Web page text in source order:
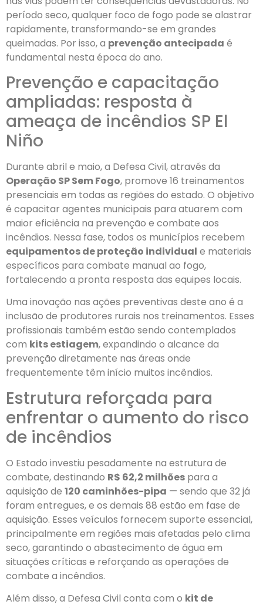
período seco, qualquer foco de fogo pode se alastrar
rapidamente, transformando-se em grandes
queimadas. Por isso, a prevenção antecipada é
fundamental nesta época do ano.
Prevenção e capacitação
ampliadas: resposta à
ameaça de incêndios SP El
Niño
Durante abril e maio, a Defesa Civil, através da
Operação SP Sem Fogo, promove 16 treinamentos
presenciais em todas as regiões do estado. O objetivo
é capacitar agentes municipais para atuarem com
maior eficiência na prevenção e combate aos
incêndios. Nessa fase, todos os municípios recebem
equipamentos de proteção individual e materiais
específicos para combate manual ao fogo,
fortalecendo a pronta resposta das equipes locais.
Uma inovação nas ações preventivas deste ano é a
inclusão de produtores rurais nos treinamentos. Esses
profissionais também estão sendo contemplados
com kits estiagem, expandindo o alcance da
prevenção diretamente nas áreas onde
frequentemente têm início muitos incêndios.
Estrutura reforçada para
enfrentar o aumento do risco
de incêndios
O Estado investiu pesadamente na estrutura de
combate, destinando R$ 62,2 milhões para a
aquisição de 120 caminhões-pipa — sendo que 32 já
foram entregues, e os demais 88 estão em fase de
aquisição. Esses veículos fornecem suporte essencial,
principalmente em regiões mais afetadas pelo clima
seco, garantindo o abastecimento de água em
situações críticas e reforçando as operações de
combate a incêndios.
Além disso, a Defesa Civil conta com o kit de